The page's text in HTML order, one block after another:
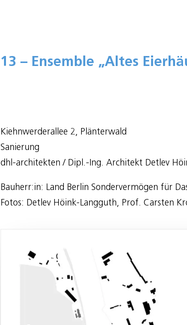
13 – Ensemble „Altes
Kiehnwerderallee 2, Plänterwald
Sanierung
dhl-architekten / Dipl.-Ing. Architekt Detlev
Bauherr:in: Land Berlin Sondervermögen für
Fotos: Detlev Höink-Langguth, Prof. Carsten